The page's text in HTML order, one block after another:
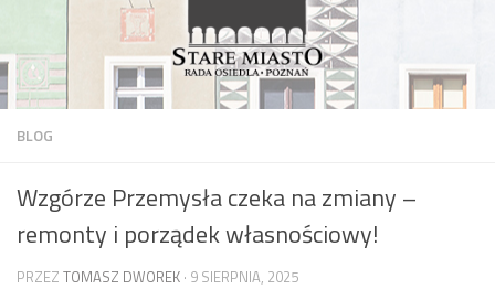
Archiwum bloga
Osiedle
Dzielnicowi Starego Miasta
Urzędy
ZDM – awarie
BLOG
Wzgórze Przemysła czeka na zmiany –
remonty i porządek własnościowy!
PRZEZ TOMASZ DWOREK · 9 SIERPNIA, 2025